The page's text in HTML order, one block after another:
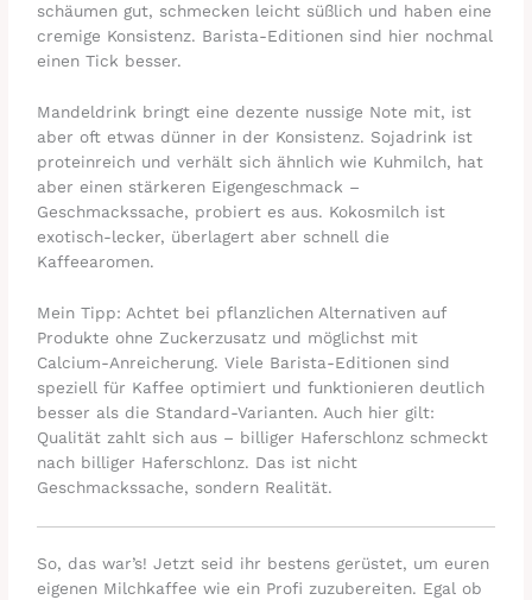
schäumen gut, schmecken leicht süßlich und haben eine
cremige Konsistenz. Barista-Editionen sind hier nochmal
einen Tick besser.
Mandeldrink bringt eine dezente nussige Note mit, ist
aber oft etwas dünner in der Konsistenz. Sojadrink ist
proteinreich und verhält sich ähnlich wie Kuhmilch, hat
aber einen stärkeren Eigengeschmack –
Geschmackssache, probiert es aus. Kokosmilch ist
exotisch-lecker, überlagert aber schnell die
Kaffeearomen.
Mein Tipp: Achtet bei pflanzlichen Alternativen auf
Produkte ohne Zuckerzusatz und möglichst mit
Calcium-Anreicherung. Viele Barista-Editionen sind
speziell für Kaffee optimiert und funktionieren deutlich
besser als die Standard-Varianten. Auch hier gilt:
Qualität zahlt sich aus – billiger Haferschlonz schmeckt
nach billiger Haferschlonz. Das ist nicht
Geschmackssache, sondern Realität.
So, das war’s! Jetzt seid ihr bestens gerüstet, um euren
eigenen Milchkaffee wie ein Profi zuzubereiten. Egal ob